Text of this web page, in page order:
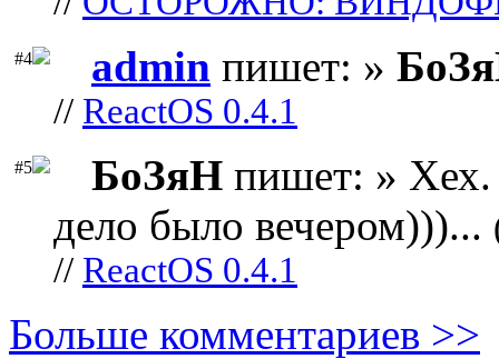
#4 admin пишет: »
// ReactOS 0.4.1
#5 БоЗяН пишет: » Хех.
дело было вечером)))...
// ReactOS 0.4.1
Больше комментариев >>